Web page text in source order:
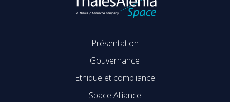
Présentation
Gouvernance
Ethique et compliance
Space Alliance